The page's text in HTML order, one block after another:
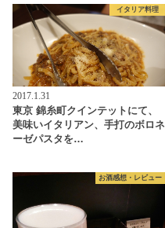
イタリア料理
2017.1.31
東京 錦糸町クインテットにて、
美味いイタリアン、手打のボロネ
ーゼパスタを…
お酒感想・レビュー